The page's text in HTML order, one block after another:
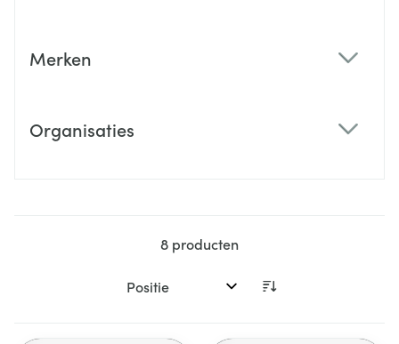
Merken
Organisaties
8 producten
Sorteer op: